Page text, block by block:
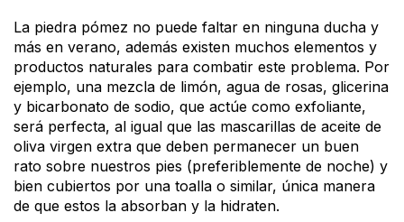
La piedra pómez no puede faltar en ninguna ducha y
más en verano, además existen muchos elementos y
productos naturales para combatir este problema. Por
ejemplo, una mezcla de limón, agua de rosas, glicerina
y bicarbonato de sodio, que actúe como exfoliante,
será perfecta, al igual que las mascarillas de aceite de
oliva virgen extra que deben permanecer un buen
rato sobre nuestros pies (preferiblemente de noche) y
bien cubiertos por una toalla o similar, única manera
de que estos la absorban y la hidraten.